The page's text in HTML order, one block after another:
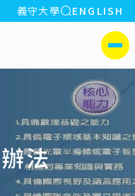
:::
義守大學 全站搜索
ENGLISH
側選單
法